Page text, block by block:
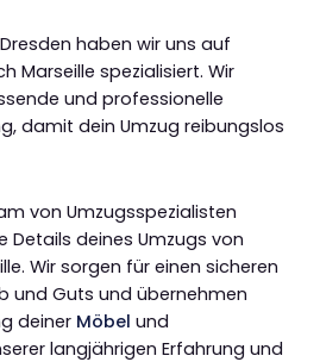
haben wir uns auf
Marseille spezialisiert. Wir
und professionelle
damit dein Umzug reibungslos
von Umzugsspezialisten
Details deines Umzugs von
Wir sorgen für einen sicheren
und Guts und übernehmen
deiner Möbel und
langjährigen Erfahrung und